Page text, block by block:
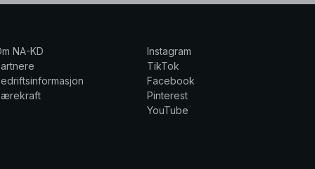
NA-KD
Instagram
TikTok
Facebook
Pinterest
YouTube